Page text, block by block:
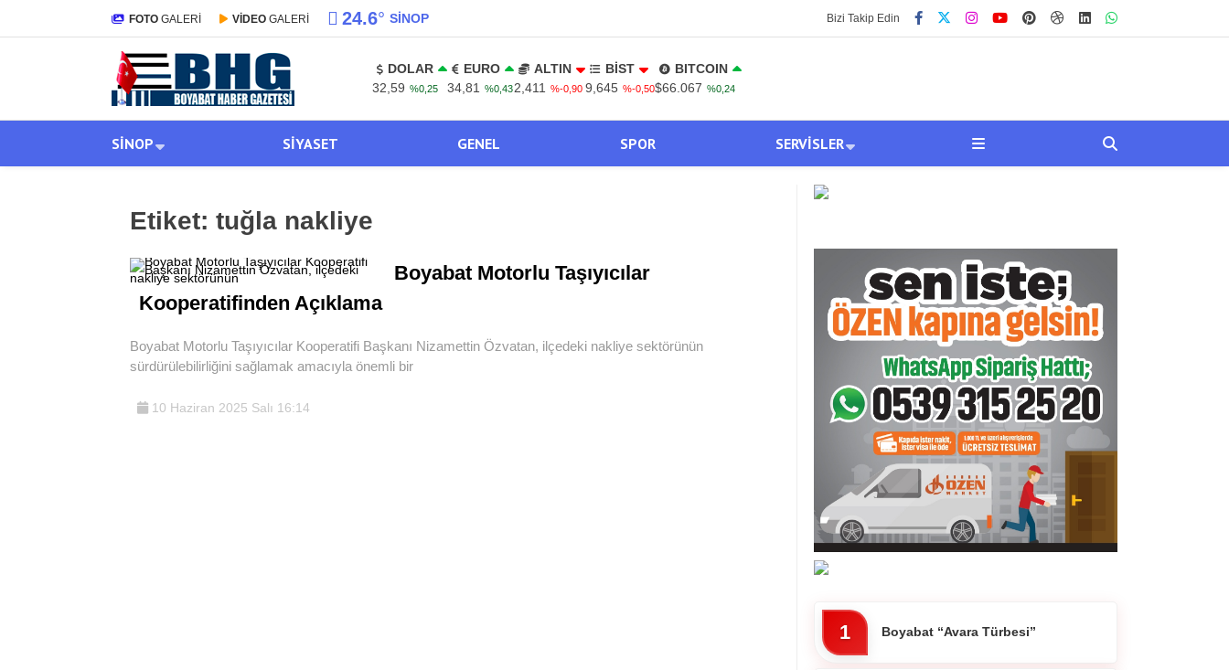
FOTO GALERİ VİDEO GALERİ 24.6° SINOP Bizi Takip Edin
DOLAR
32,59 %0,25
EURO
34,81
%0,43
ALTIN
2,411
%-0,90
BİST
9,645 %-0,50
BITCOIN
$66.067 %0,24
SINOP SIYASET GENEL SPOR SERVISLER
Etiket: tuğla nakliye
Boyabat Motorlu Taşıyıcılar
Kooperatifinden Açıklama
Boyabat Motorlu Taşıyıcılar Kooperatifi Başkanı Nizamettin Özvatan, ilçedeki nakliye sektörünün
sürdürülebilirliğini sağlamak amacıyla önemli bir
10 Haziran 2025 Salı 16:14
1 Boyabat “Avara Türbesi”